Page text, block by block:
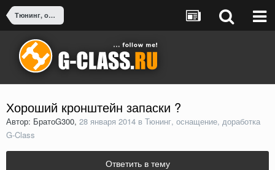
Тюнинг, оснащение, доработка G-Class
Хороший кронштейн запаски ?
Автор: БратоG300, 28 января 2014 в Тюнинг, оснащение, доработка
G-Class
Ответить в тему